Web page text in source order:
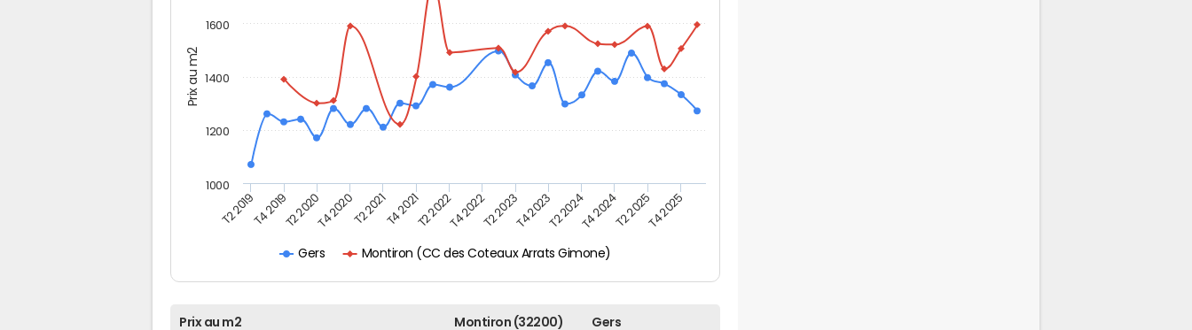
Prix au m2
Gers Montiron (CC des Coteaux Arrats Gimone)
T2 2019T4 2019T2 2020T4 2020T2 2021T4 2021T2 2022T4 2022T2 2023T4 2023T2 2024T4 2024T2 2025T4 2025
1000
1200
1400
1600
Prix au m2 Montiron (32200) Gers